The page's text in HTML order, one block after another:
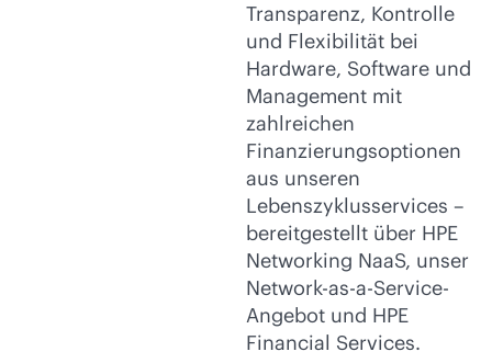
Transparenz, Kontrolle
und Flexibilität bei
Hardware, Software und
Management mit
zahlreichen
Finanzierungsoptionen
aus unseren
Lebenszyklusservices –
bereitgestellt über HPE
Networking NaaS, unser
Network-as-a-Service-
Angebot und HPE
Financial Services.